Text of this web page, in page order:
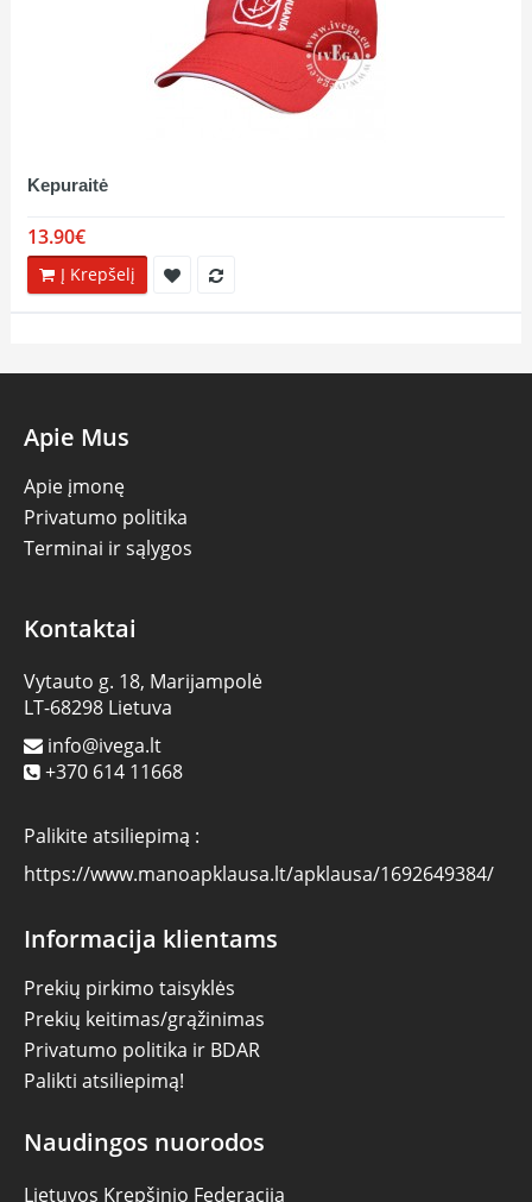
Kepuraitė
13.90€
Į Krepšelį
Apie Mus
Apie įmonę
Privatumo politika
Terminai ir sąlygos
Kontaktai
Vytauto g. 18, Marijampolė
LT-68298 Lietuva
info@ivega.lt
+370 614 11668
Palikite atsiliepimą :
https://www.manoapklausa.lt/apklausa/1692649384/
Informacija klientams
Prekių pirkimo taisyklės
Prekių keitimas/grąžinimas
Privatumo politika ir BDAR
Palikti atsiliepimą!
Naudingos nuorodos
Lietuvos Krepšinio Federacija